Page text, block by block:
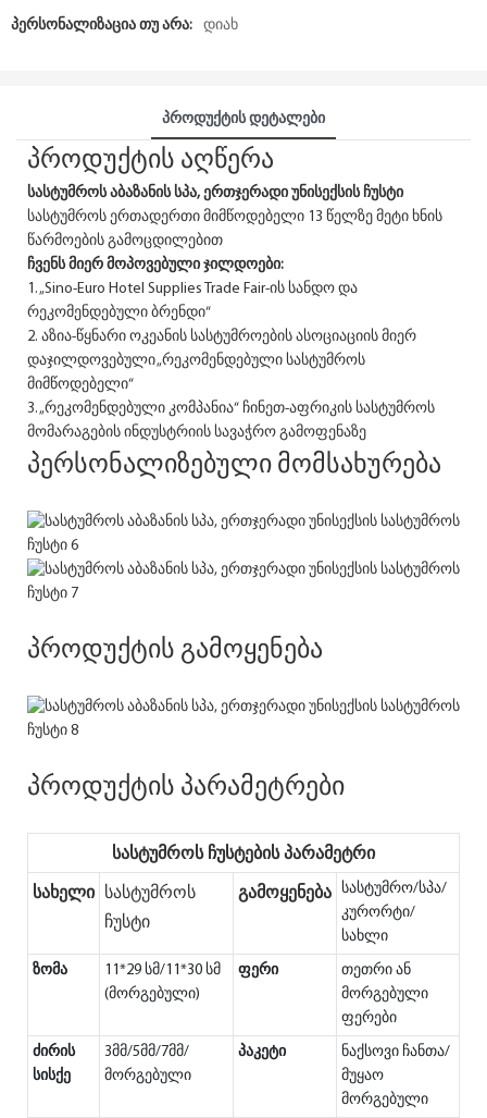
Პერსონალიზაცია Თუ Არა: დიახ
Პროდუქტის Დეტალები
პროდუქტის აღწერა
სასტუმროსაბაზანის სპა, ერთჯერადი უნისექსის ჩუსტი
სასტუმროს ერთადერთი მიმწოდებელი 13 წელზე მეტი ხნის
წარმოების გამოცდილებით
ჩვენს მიერ მოპოვებული ჯილდოები:
1. „Sino-Euro Hotel Supplies Trade Fair-ის სანდო და
რეკომენდებული ბრენდი“
2. აზია-წყნარი ოკეანის სასტუმროების ასოციაციის მიერ
დაჯილდოვებული „რეკომენდებული სასტუმროს
მიმწოდებელი“
3. „რეკომენდებული კომპანია“ ჩინეთ-აფრიკის სასტუმროს
მომარაგების ინდუსტრიის სავაჭრო გამოფენაზე
პერსონალიზებული მომსახურება
პროდუქტის გამოყენება
პროდუქტის პარამეტრები
სასტუმროს ჩუსტების პარამეტრი
სახელი სასტუმროს
ჩუსტი
გამოყენება სასტუმრო/სპა/
კურორტი/
სახლი
ზომა
11*29 სმ/11*30 სმ
(მორგებული)
ფერი
თეთრი ან
მორგებული
ფერები
ძირის
სისქე
3მმ/5მმ/7მმ/
მორგებული
პაკეტი
ნაქსოვი ჩანთა/
მუყაო
მორგებული